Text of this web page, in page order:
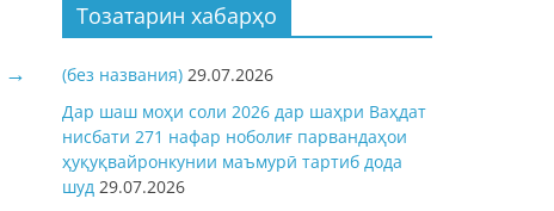
→
Тозатарин хабарҳо
(без названия) 29.07.2026
Дар шаш моҳи соли 2026 дар шаҳри Ваҳдат
нисбати 271 нафар ноболиғ парвандаҳои
ҳуқуқвайронкунии маъмурӣ тартиб дода
шуд 29.07.2026